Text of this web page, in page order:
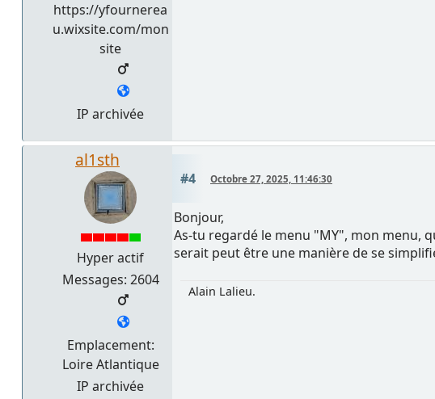
https://yfournerea
u.wixsite.com/mon
site
IP archivée
al1sth
Hyper actif
Messages: 2604
Emplacement:
Loire Atlantique
IP archivée
#4 Octobre 27, 2025, 11:46:30
Bonjour,
As-tu regardé le menu "MY", mon menu,
serait peut être une manière de se
Alain Lalieu.